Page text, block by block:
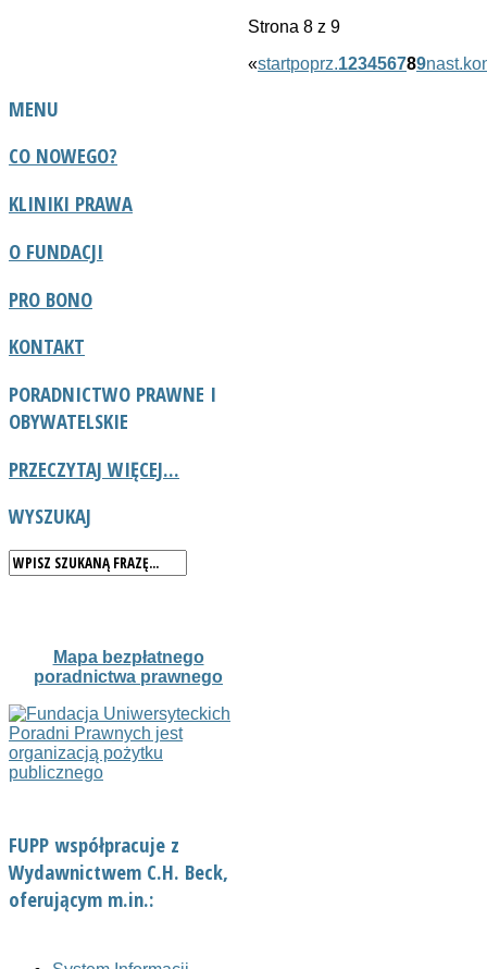
Strona 8 z 9
«startpoprz.123456789nast.
MENU
CO NOWEGO?
KLINIKI PRAWA
O FUNDACJI
PRO BONO
KONTAKT
PORADNICTWO PRAWNE I
OBYWATELSKIE
PRZECZYTAJ WIĘCEJ...
WYSZUKAJ
Mapa bezpłatnego
poradnictwa prawnego
FUPP współpracuje z
Wydawnictwem C.H. Beck,
oferującym m.in.: